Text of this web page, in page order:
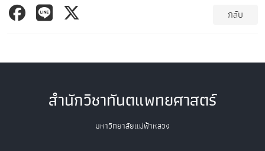
กลับ
สำนักวิชาทันตแพทยศาสตร์
มหาวิทยาลัยแม่ฟ้าหลวง